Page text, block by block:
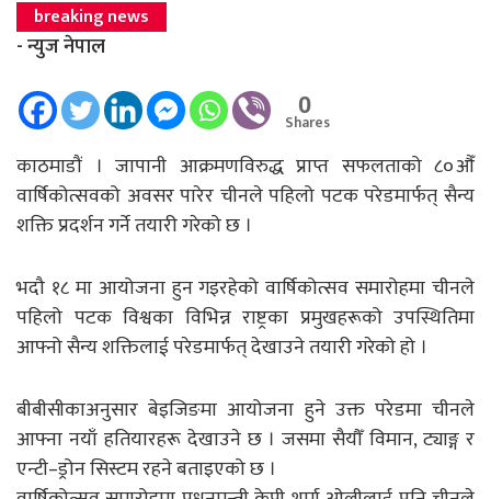
breaking news
- न्युज नेपाल
0
Shares
काठमाडौं । जापानी आक्रमणविरुद्ध प्राप्त सफलताको ८०औँ
वार्षिकोत्सवको अवसर पारेर चीनले पहिलो पटक परेडमार्फत् सैन्य
शक्ति प्रदर्शन गर्ने तयारी गरेको छ ।
भदौ १८ मा आयोजना हुन गइरहेको वार्षिकोत्सव समारोहमा चीनले
पहिलो पटक विश्वका विभिन्न राष्ट्रका प्रमुखहरूको उपस्थितिमा
आफ्नो सैन्य शक्तिलाई परेडमार्फत् देखाउने तयारी गरेको हो ।
बीबीसीकाअनुसार बेइजिङमा आयोजना हुने उक्त परेडमा चीनले
आफ्ना नयाँ हतियारहरू देखाउने छ । जसमा सैयौँ विमान, ट्याङ्ग र
एन्टी–ड्रोन सिस्टम रहने बताइएको छ ।